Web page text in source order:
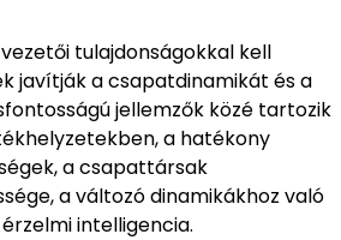
tulajdonságokkal kell
javítják a csapatdinamikát és a
jellemzők közé tartozik
a hatékony
a csapattársak
a változó dinamikákhoz való
intelligencia.